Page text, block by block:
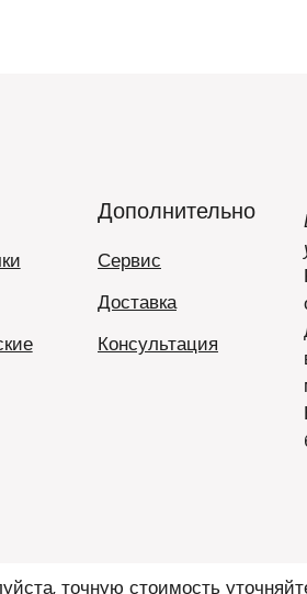
Дополнительно
Сервис
Доставка
Консультация
точную стоимость